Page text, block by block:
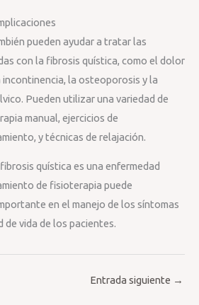
pueden ayudar a tratar las
con la fibrosis quística, como el dolor
la osteoporosis y la
Pueden utilizar una variedad de
manual, ejercicios de
y técnicas de relajación.
quística es una enfermedad
de fisioterapia puede
en el manejo de los síntomas
de vida de los pacientes.
Entrada siguiente →